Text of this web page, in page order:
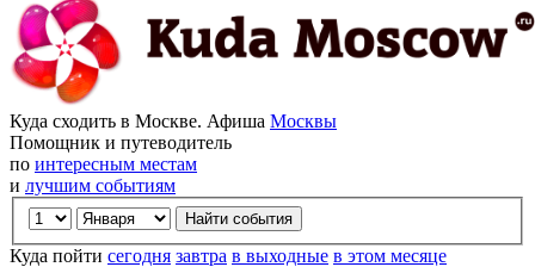
Куда сходить в Москве. Афиша Москвы
Помощник и путеводитель
по интересным местам
и лучшим событиям
Куда пойти сегодня завтра в выходные в этом месяце